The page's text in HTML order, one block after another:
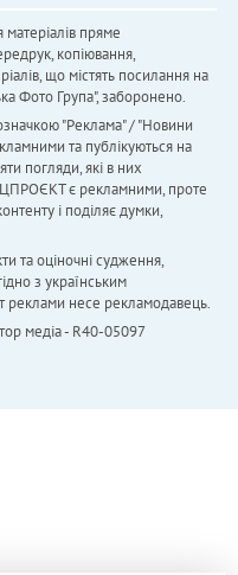
матеріалів пряме
копіювання,
що містять посилання на
Фото Група", заборонено.
"Реклама" / "Новини
та публікуються на
погляди, які в них
є рекламними, проте
і поділяє думки,
та оціночні судження,
з українським
реклами несе рекламодавець.
медіа - R40-05097